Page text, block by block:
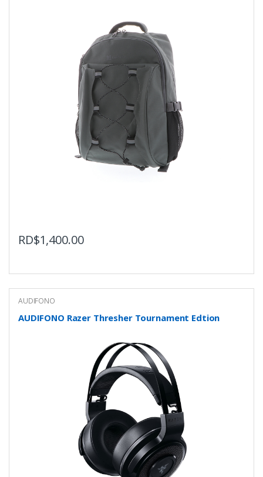
RD$1,400.00
AUDIFONO
AUDIFONO Razer Thresher Tournament Edtion